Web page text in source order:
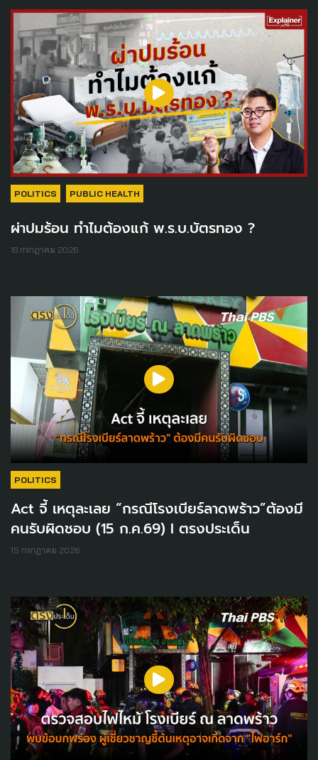
POLITICS PUBLIC HEALTH
ผ่าปมร้อน ทำไมต้องแก้ พ.ร.บ.บัตรทอง ?
18 กรกฎาคม 2026
POLITICS
Act จี้ เหตุละเลย “กรณีโรงเบียร์ลาดพร้าว”ต้องมี
คนรับผิดชอบ (15 ก.ค.69) I ตรงประเด็น
15 กรกฎาคม 2026